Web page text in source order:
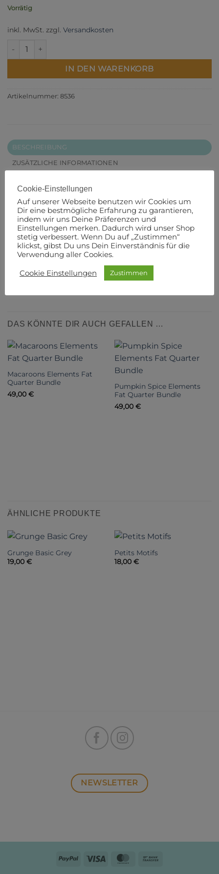
Vorrätig
inkl. MwSt. zzgl. Versandkosten
Winter Elements Fat Quarter Bundle Menge
IN DEN WARENKORB
Artikelnummer: 8536
BESCHREIBUNG
ZUSÄTZLICHE INFORMATIONEN
Dieses Bundle beinhaltet 10 Fat Quarter à 18“ x 22“.
Ein Fat Quarter Bundle beinhaltet alle Stoffe einer
Kollektion.
100 % Baumwolle
Art Gallery Fabrics
DAS KÖNNTE DIR AUCH GEFALLEN …
Macaroons Elements Fat
Quarter Bundle
49,00 €
Pumpkin Spice Elements
Fat Quarter Bundle
49,00 €
ÄHNLICHE PRODUKTE
Grunge Basic Grey
19,00 €
Petits Motifs
18,00 €
NEWSLETTER
PayPal Visa MasterCard
Cookie-Einstellungen
Auf unserer Webseite benutzen wir Cookies um
Dir eine bestmögliche Erfahrung zu garantieren,
indem wir uns Deine Präferenzen und
Einstellungen merken. Dadurch wird unser Shop
stetig verbessert. Wenn Du auf „Zustimmen“
klickst, gibst Du uns Dein Einverständnis für die
Verwendung aller Cookies.
Cookie Einstellungen Zustimmen